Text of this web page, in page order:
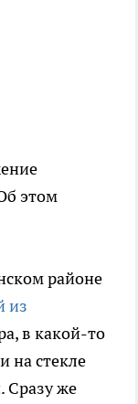
этом
районе
из
в какой-то
на стекле
Сразу же